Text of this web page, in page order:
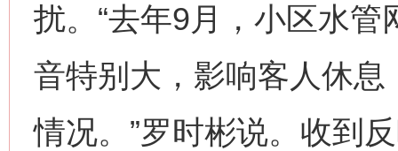
扰。“去年9月，小区水
音特别大，影响客人休
情况。”罗时彬说。收到